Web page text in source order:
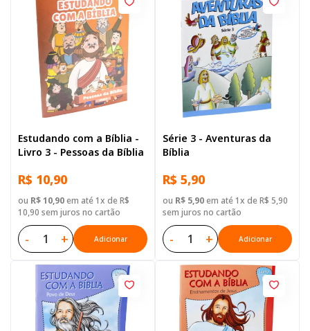
Estudando com a Bíblia -
Livro 3 - Pessoas da Bíblia
R$ 10,90
ou R$ 10,90em até 1x de R$
10,90 sem juros no cartão
- + Adicionar
Série 3 - Aventuras da
Bíblia
R$ 5,90
ou R$ 5,90em até 1x de R$ 5,90
sem juros no cartão
- + Adicionar